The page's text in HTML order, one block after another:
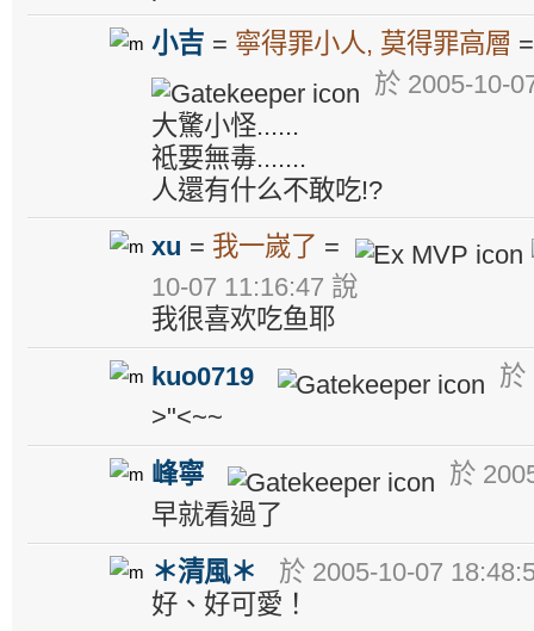
小吉 = 寧得罪小人, 莫得罪高層
於 2005-10-
大驚小怪......
祗要無毒.......
人還有什么不敢吃!?
xu = 我一嵗了 =
10-07 11:16:47 說
我很喜欢吃鱼耶
kuo0719
於
>"<~~
峰寧
於
早就看過了
＊清風＊
於 2005-10-07
好、好可愛！